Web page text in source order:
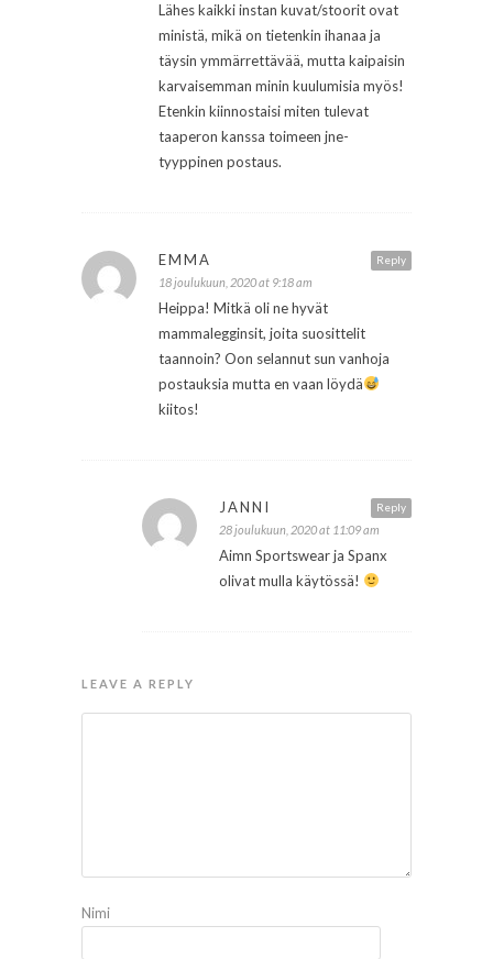
Lähes kaikki instan kuvat/stoorit ovat
ministä, mikä on tietenkin ihanaa ja
täysin ymmärrettävää, mutta kaipaisin
karvaisemman minin kuulumisia myös!
Etenkin kiinnostaisi miten tulevat
taaperon kanssa toimeen jne-
tyyppinen postaus.
Reply
EMMA
18 joulukuun, 2020 at 9:18 am
Heippa! Mitkä oli ne hyvät
mammalegginsit, joita suosittelit
taannoin? Oon selannut sun vanhoja
postauksia mutta en vaan löydä
kiitos!
Reply
JANNI
28 joulukuun, 2020 at 11:09 am
Aimn Sportswear ja Spanx
olivat mulla käytössä!
LEAVE A REPLY
Nimi